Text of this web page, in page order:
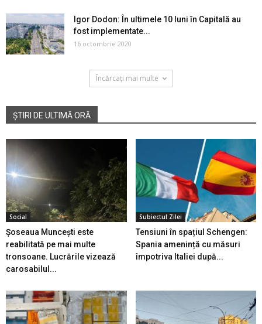
Igor Dodon: În ultimele 10 luni în Capitală au
fost implementate...
16 octombrie 2020
Încărcați mai multe
ȘTIRI DE ULTIMĂ ORĂ
Social
Șoseaua Muncești este
reabilitată pe mai multe
tronsoane. Lucrările vizează
carosabilul...
Subiectul Zilei
Tensiuni în spațiul Schengen:
Spania amenință cu măsuri
împotriva Italiei după...